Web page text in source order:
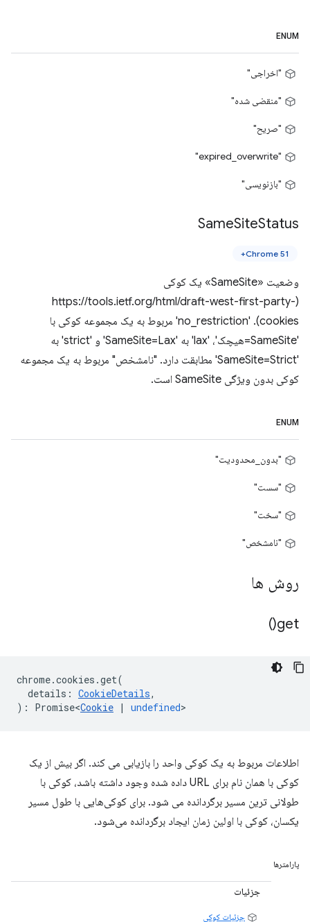
ENUM
"اخراجی"
"منقضی شده"
"صریح"
"expired_overwrite"
"بازنویسی"
SameSiteStatus
Chrome 51+
وضعیت «SameSite» یک کوکی
(https://tools.ietf.org/html/draft-west-first-party-
cookies). 'no_restriction' مربوط به یک مجموعه کوکی با
'SameSite=هیچک'، 'lax' به 'SameSite=Lax' و 'strict' به
'SameSite=Strict' مطابقت دارد. "نامشخص" مربوط به یک مجموعه
کوکی بدون ویژگی SameSite است.
ENUM
"بدون_محدودیت"
"سست"
"سخت"
"نامشخص"
روش ها
get(
)
chrome.cookies .get(
details : CookieDetails,
) : Promise<Cookie | undefined>
اطلاعات مربوط به یک کوکی واحد را بازیابی می کند. اگر بیش از یک
کوکی با همان نام برای URL داده شده وجود داشته باشد، کوکی با
طولانی ترین مسیر برگردانده می شود. برای کوکی‌هایی با طول مسیر
یکسان، کوکی با اولین زمان ایجاد برگردانده می‌شود.
پارامترها
جزئیات
جزئیات کوکی